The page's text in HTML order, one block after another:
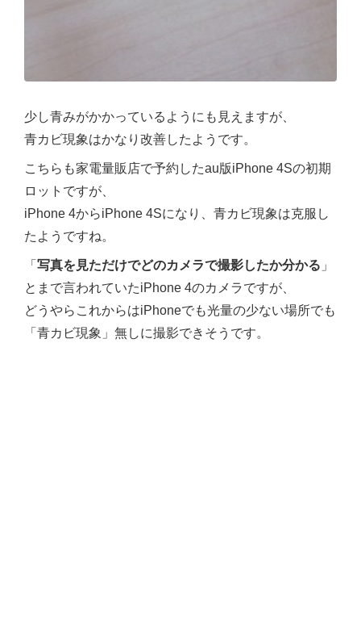
少し青みがかかっているようにも見えますが、
青カビ現象はかなり改善したようです。
こちらも家電量販店で予約したau版iPhone 4Sの初期
ロットですが、
iPhone 4からiPhone 4Sになり、青カビ現象は克服し
たようですね。
「 写真を見ただけでどのカメラで撮影したか分かる 」
とまで言われていたiPhone 4のカメラですが、
どうやらこれからはiPhoneでも光量の少ない場所でも
「青カビ現象」無しに撮影できそうです。